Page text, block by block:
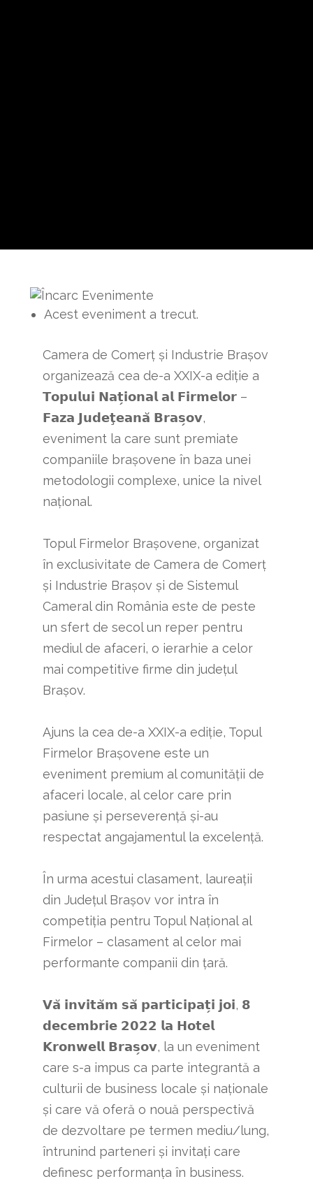
Acest eveniment a trecut.
Camera de Comerț și Industrie Brașov
organizează cea de-a XXIX-a ediție a
𝗧𝗼𝗽𝘂𝗹𝘂𝗶 𝗡𝗮𝘁̗𝗶𝗼𝗻𝗮𝗹 𝗮𝗹 𝗙𝗶𝗿𝗺𝗲𝗹𝗼𝗿 –
𝗙𝗮𝘇𝗮 𝗝𝘂𝗱𝗲𝘁̧𝗲𝗮𝗻𝗮̆ 𝗕𝗿𝗮𝘀̗𝗼𝘃,
eveniment la care sunt premiate
companiile brașovene în baza unei
metodologii complexe, unice la nivel
național.
Topul Firmelor Brașovene, organizat
în exclusivitate de Camera de Comerț
și Industrie Brașov și de Sistemul
Cameral din România este de peste
un sfert de secol un reper pentru
mediul de afaceri, o ierarhie a celor
mai competitive firme din județul
Brașov.
Ajuns la cea de-a XXIX-a ediție, Topul
Firmelor Brașovene este un
eveniment premium al comunității de
afaceri locale, al celor care prin
pasiune și perseverenţă şi-au
respectat angajamentul la excelenţă.
În urma acestui clasament, laureații
din Județul Brașov vor intra în
competiția pentru Topul Național al
Firmelor – clasament al celor mai
performante companii din țară.
𝗩𝗮̆ 𝗶𝗻𝘃𝗶𝘁𝗮̆𝗺 𝘀𝗮̆ 𝗽𝗮𝗿𝘁𝗶𝗰𝗶𝗽𝗮𝘁̗𝗶 𝗷𝗼𝗶, 𝟴
𝗱𝗲𝗰𝗲𝗺𝗯𝗿𝗶𝗲 𝟮𝟬𝟮𝟮 𝗹𝗮 𝗛𝗼𝘁𝗲𝗹
𝗞𝗿𝗼𝗻𝘄𝗲𝗹𝗹 𝗕𝗿𝗮𝘀̗𝗼𝘃, la un eveniment
care s-a impus ca parte integrantă a
culturii de business locale și naționale
și care vă oferă o nouă perspectivă
de dezvoltare pe termen mediu/lung,
întrunind parteneri și invitați care
definesc performanța în business.